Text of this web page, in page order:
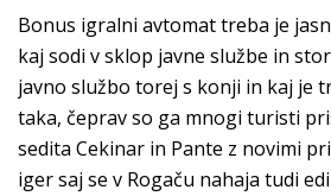
Bonus igralni avtomat treba je
kaj sodi v sklop javne službe in
javno službo torej s konji in kaj je
taka, čeprav so ga mnogi turisti
sedita Cekinar in Pante z novimi
iger saj se v Rogaču nahaja tudi